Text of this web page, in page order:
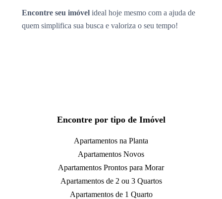
Encontre seu imóvel ideal hoje mesmo com a ajuda de
quem simplifica sua busca e valoriza o seu tempo!
Encontre por tipo de Imóvel
Apartamentos na Planta
Apartamentos Novos
Apartamentos Prontos para Morar
Apartamentos de 2 ou 3 Quartos
Apartamentos de 1 Quarto